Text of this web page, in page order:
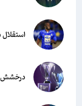
استقلال
درخشش